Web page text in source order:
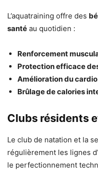
L’aquatraining offre des
santé au quotidien :
Renforcement
Protection efficace
Amélioration du cardio
Brûlage de calories
Clubs résidents
Le club de natation et la
régulièrement les lignes
le perfectionnement